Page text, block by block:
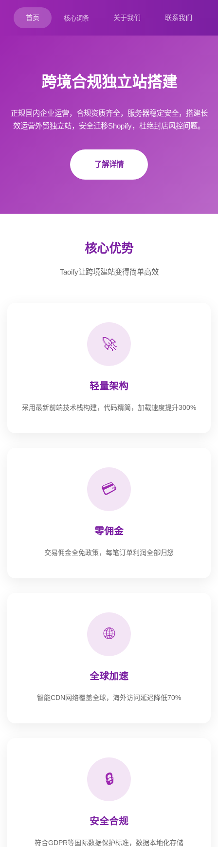
首页 核心词条 关于我们 联系我们
跨境合规独立站搭建
正规国内企业运营，合规资质齐全，服务器稳定安全，搭建长
效运营外贸独立站，安全迁移Shopify，杜绝封店风控问题。
了解详情
核心优势
Taoify让跨境建站变得简单高效
🚀
轻量架构
采用最新前端技术栈构建，代码精简，加载速度提升300%
💳
零佣金
交易佣金全免政策，每笔订单利润全部归您
🌐
全球加速
智能CDN网络覆盖全球，海外访问延迟降低70%
🔒
安全合规
符合GDPR等国际数据保护标准，数据本地化存储